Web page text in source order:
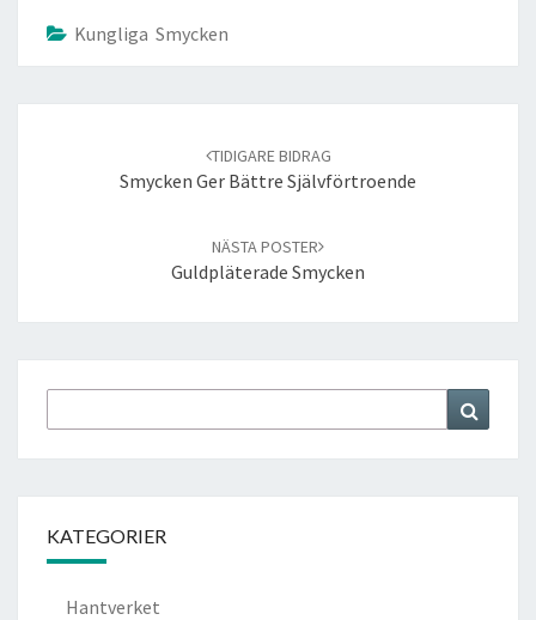
Kungliga Smycken
Smycken Ger Bättre Självförtroende
Guldpläterade Smycken
for:
KATEGORIER
Hantverket